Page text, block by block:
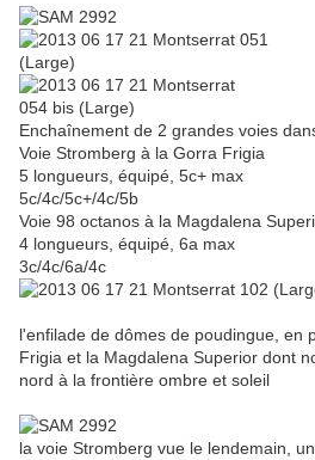
Enchaînement de 2 grandes voies
Voie Stromberg à la Gorra Frigia
5 longueurs, équipé, 5c+ max
5c/4c/5c+/4c/5b
Voie 98 octanos à la Magdalena
4 longueurs, équipé, 6a max
3c/4c/6a/4c
l'enfilade de dômes de poudingue, en
Frigia et la Magdalena Superior dont
nord à la frontière ombre et soleil
la voie Stromberg vue le lendemain,